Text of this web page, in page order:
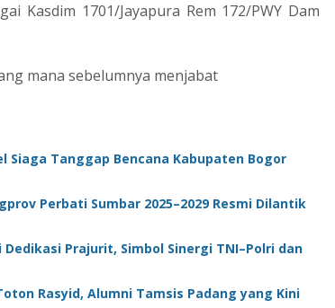
Kasdim 1701/Jayapura Rem 172/PWY Dam
mana sebelumnya menjabat
Siaga Tanggap Bencana Kabupaten Bogor
Perbati Sumbar 2025–2029 Resmi Dilantik
Prajurit, Simbol Sinergi TNI–Polri dan
Rasyid, Alumni Tamsis Padang yang Kini